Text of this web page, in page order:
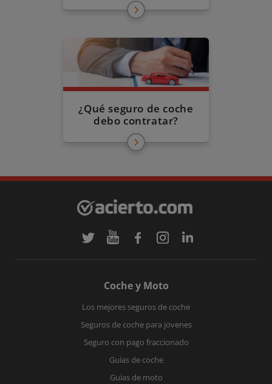
¿Qué seguro de coche
debo contratar?
Coche y Moto
Los mejores seguros de coche
Seguros de coche para jovenes
Seguro con pago fraccionado
Guías de coche
Guías de moto